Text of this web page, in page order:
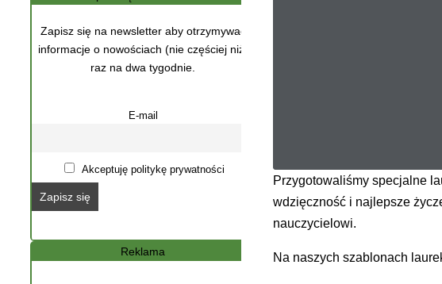
Zapisz się na newsletter aby otrzymywać
informacje o nowościach (nie częściej niż)
raz na dwa tygodnie.
E-mail
Akceptuję politykę prywatności
Reklama
Przygotowaliśmy specjalne
wdzięczność i najlepsze
nauczycielowi.
Na naszych szablonach